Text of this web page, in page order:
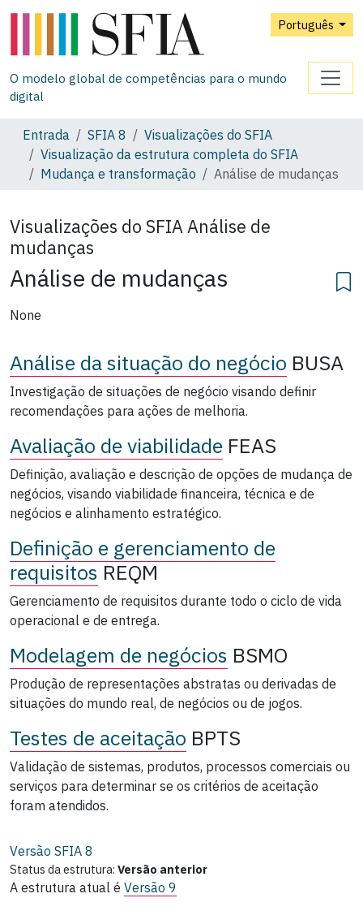
Português
O modelo global de competências para o mundo
digital
Entrada SFIA 8
Visualizações do SFIA
Visualização da estrutura completa do SFIA
Mudança e transformação
Análise de mudanças
Visualizações do SFIAAnálise de
mudanças
Análise de mudanças
None
Análise da situação do negócio BUSA
Investigação de situações de negócio visando definir
recomendações para ações de melhoria.
Avaliação de viabilidade FEAS
Definição, avaliação e descrição de opções de mudança de
negócios, visando viabilidade financeira, técnica e de
negócios e alinhamento estratégico.
Definição e gerenciamento de
requisitos REQM
Gerenciamento de requisitos durante todo o ciclo de vida
operacional e de entrega.
Modelagem de negócios BSMO
Produção de representações abstratas ou derivadas de
situações do mundo real, de negócios ou de jogos.
Testes de aceitação BPTS
Validação de sistemas, produtos, processos comerciais ou
serviços para determinar se os critérios de aceitação
foram atendidos.
Versão SFIA 8
Status da estrutura: Versão anterior
A estrutura atual é Versão 9